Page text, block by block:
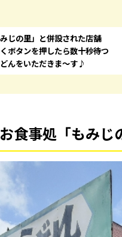
じの里」と併設された店舗
ボタンを押したら数十秒待つ
んをいただきま～す♪
食事処「もみじ